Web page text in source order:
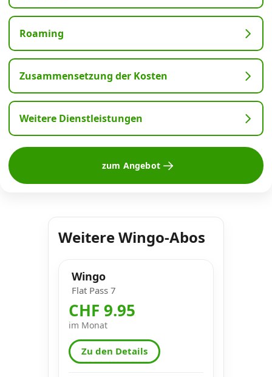
Roaming
Zusammensetzung der Kosten
Weitere Dienstleistungen
zum Angebot
Weitere Wingo-Abos
Wingo
Flat Pass 7
CHF 9.95
im Monat
Zu den Details